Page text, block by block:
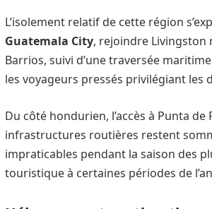
L’isolement relatif de cette région
Guatemala City, rejoindre Livingston
Barrios, suivi d’une traversée
les voyageurs pressés privilégiant les
Du côté hondurien, l’accès à Punta
infrastructures routières restent
impraticables pendant la saison des
touristique à certaines périodes de